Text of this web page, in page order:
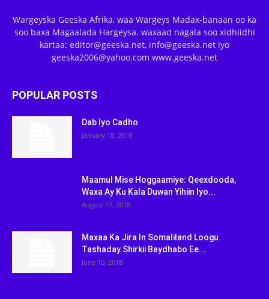
Wargeyska Geeska Afrika, waa Wargeys Madax-banaan oo ka
soo baxa Magaalada Hargeysa. waxaad nagala soo xidhiidhi
kartaa: editor@geeska.net, info@geeska.net iyo
geeska2006@yahoo.com www.geeska.net
POPULAR POSTS
Dab Iyo Cadho
January 18, 2018
Maamul Mise Hoggaamiye: Qeexdooda,
Waxa Ay Ku Kala Duwan Yihiin Iyo...
August 17, 2018
Maxaa Ka Jira In Somaliland Loogu
Tashaday Shirkii Baydhabo Ee...
June 10, 2018